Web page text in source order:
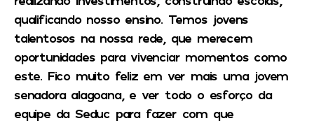
qualificando nosso ensino. Temos jovens
talentosos na nossa rede, que merecem
oportunidades para vivenciar momentos como
este. Fico muito feliz em ver mais uma jovem
senadora alagoana, e ver todo o esforço da
equipe da Seduc para fazer com que